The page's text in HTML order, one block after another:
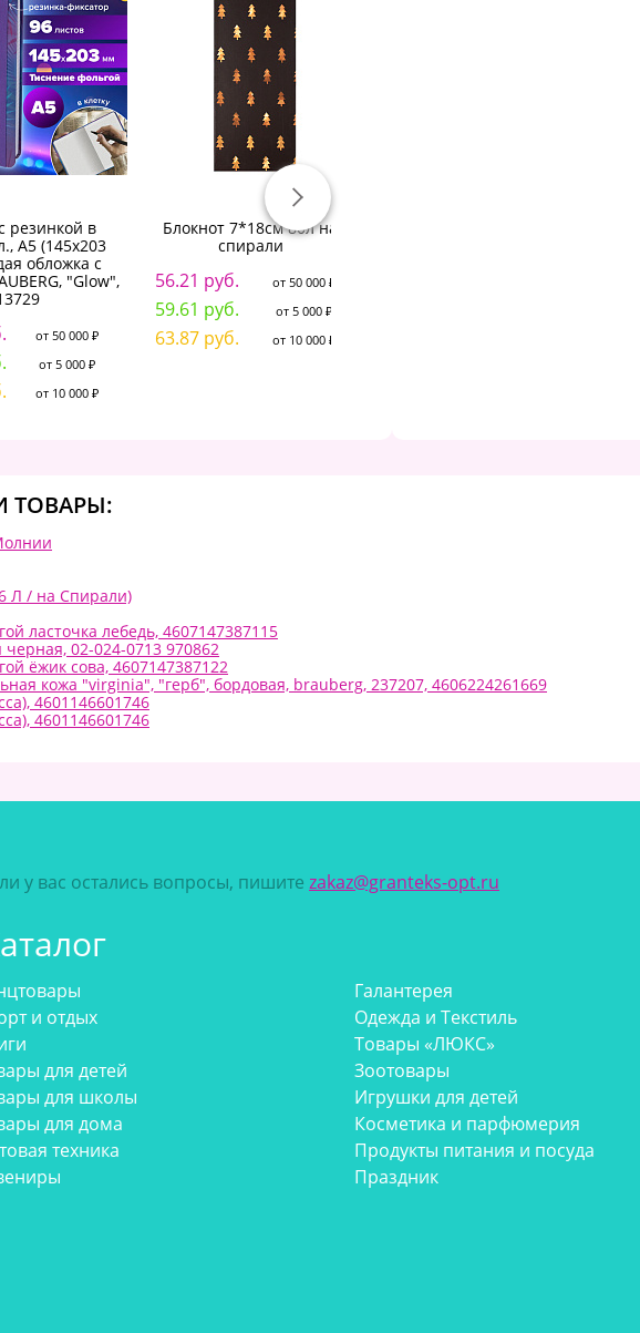
резинкой в
А5 (145х203
обложка с
"Glow",
от 50 000 ₽
от 5 000 ₽
от 10 000 ₽
Блокнот 7*18см 80л на
спирали
56.21 руб. от 50 000 ₽
59.61 руб. от 5 000 ₽
63.87 руб. от 10 000 ₽
ТОВАРЫ:
Л / на Спирали)
ласточка лебедь, 4607147387115
02-024-0713 970862
ёжик сова, 4607147387122
кожа "virginia", "герб", бордовая, brauberg, 237207, 4606224261669
4601146601746
4601146601746
у вас остались вопросы, пишите zakaz@granteks-opt.ru
и отдых
для детей
для школы
для дома
техника
Галантерея
Одежда и Текстиль
Товары «ЛЮКС»
Зоотовары
Игрушки для детей
Косметика и парфюмерия
Продукты питания и посуда
Праздник